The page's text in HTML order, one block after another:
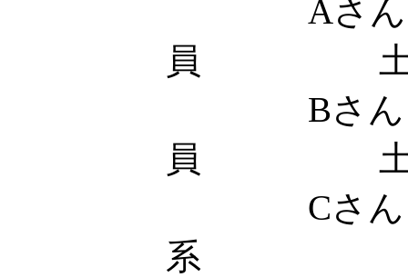
Aさん
員 土
Bさん
員
Cさん
系 土